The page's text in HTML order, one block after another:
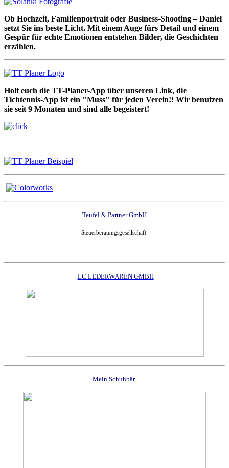
Ob Hochzeit, Familienportrait oder Business-Shooting – Daniel
setzt Sie ins beste Licht. Mit einem Auge fürs Detail und einem
Gespür für echte Emotionen entstehen Bilder, die Geschichten
erzählen.
Holt euch die TT-Planer-App über unseren Link, die
Tichtennis-App ist ein "Muss" für jeden Verein!! Wir benutzen
sie seit 9 Monaten und sind alle begeistert!
Teufel & Partner GmbH
Steuerberatungsgesellschaft
LC LEDERWAREN GMBH
Mein Schuhbär